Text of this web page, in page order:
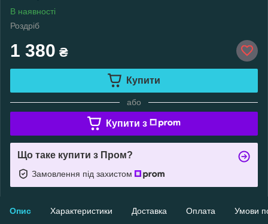
В наявності
Роздріб
1 380 ₴
Купити
або
Купити з
Що таке купити з Пром?
Замовлення під захистом
Опис Характеристики Доставка Оплата Умови